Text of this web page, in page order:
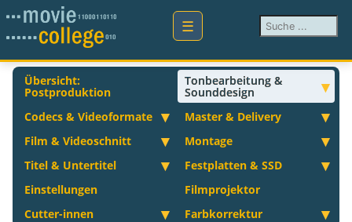
Suchen ...
Übersicht:
Postproduktion
Tonbearbeitung &
Sounddesign
Codecs & Videoformate
Master & Delivery
Film & Videoschnitt
Montage
Titel & Untertitel
Festplatten & SSD
Einstellungen
Filmprojektor
Cutter-innen
Farbkorrektur